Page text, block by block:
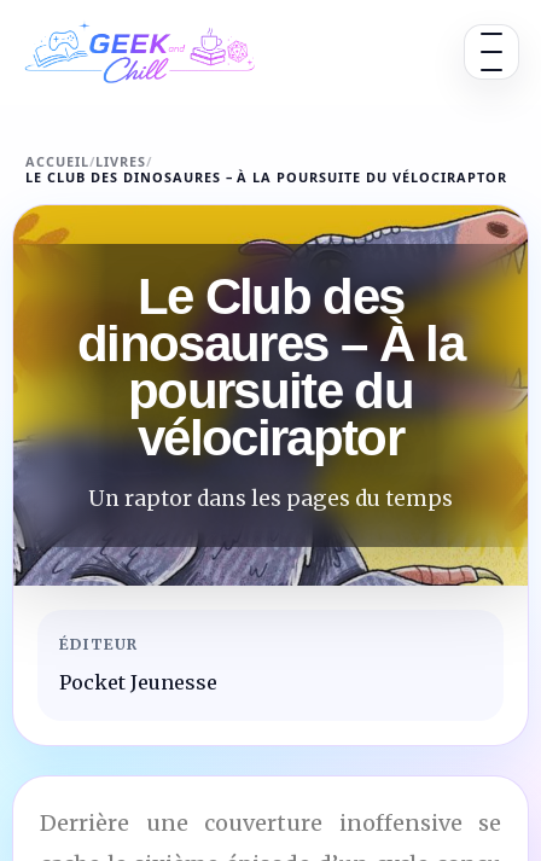
Ouvrir
ACCUEIL/LIVRES/
LE CLUB DES DINOSAURES – À LA POURSUITE DU VÉLOCIRAPTOR
Le Club des
dinosaures – À la
poursuite du
vélociraptor
Un raptor dans les pages du temps
ÉDITEUR
Pocket Jeunesse
Derrière une couverture inoffensive se